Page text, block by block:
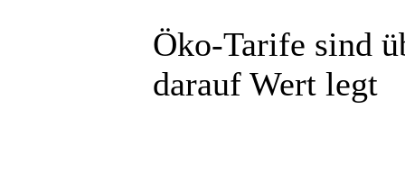
Öko-Tarife sind
darauf Wert legt